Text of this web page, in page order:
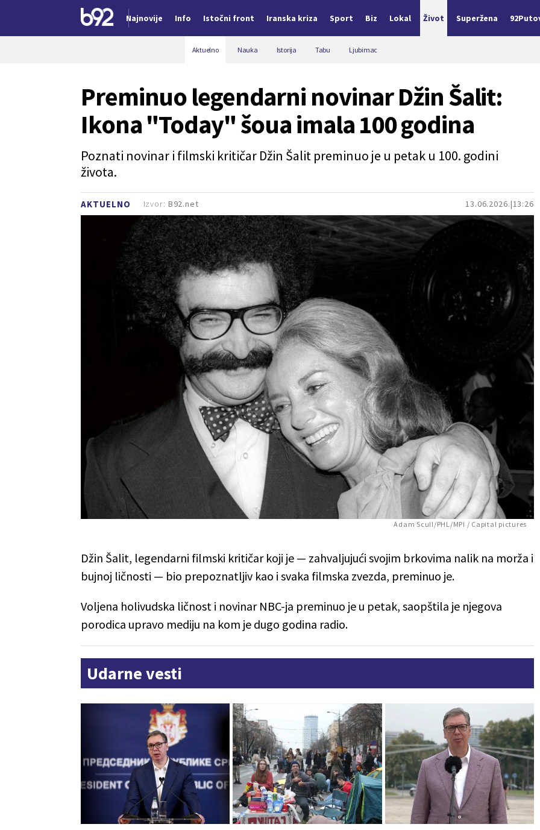
Najnovije Info Istočni front Iranska kriza Sport Biz Lokal Život Superžena
Aktuelno Nauka Istorija Tabu Ljubimac
AKTUELNO 13.06.2026. 13:26
Preminuo legendarni novinar Džin Šalit:
Ikona "Today" šoua imala 100 godina
Poznati novinar i filmski kritičar Džin Šalit preminuo je u petak u 100. godini
života.
Izvor: B92.net
Adam Scull/PHL/MPI / Capital pictures
Džin Šalit, legendarni filmski kritičar koji je — zahvaljujući svojim brkovima nalik na morža i
bujnoj ličnosti — bio prepoznatljiv kao i svaka filmska zvezda, preminuo je.
Voljena holivudska ličnost i novinar NBC-ja preminuo je u petak, saopštila je njegova
porodica upravo mediju na kom je dugo godina radio.
Udarne vesti